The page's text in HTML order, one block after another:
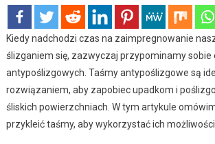
Kiedy nadchodzi czas na zaimpregnowanie
ślizganiem się, zazwyczaj przypominamy sobie
antypoślizgowych. Taśmy antypoślizgowe są
rozwiązaniem, aby zapobiec upadkom i
śliskich powierzchniach. W tym artykule
przykleić taśmy, aby wykorzystać ich możliwości